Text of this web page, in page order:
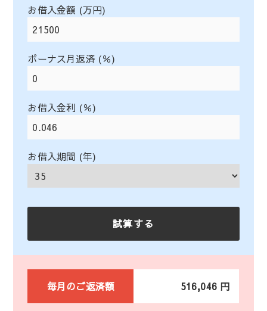
お借入金額 (万円)
ボーナス月返済 (％)
お借入金利 (％)
お借入期間 (年)
毎月のご返済額 516,046 円